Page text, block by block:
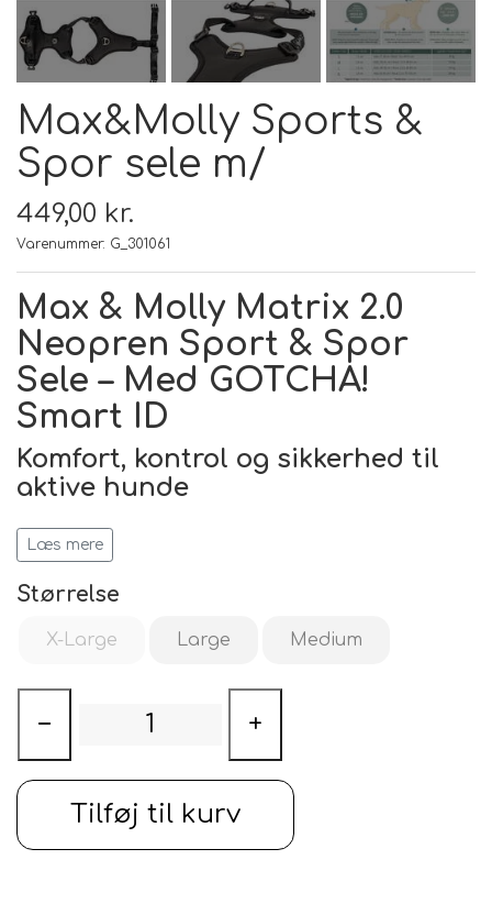
Max&Molly Sports &
Spor sele m/
449,00 kr.
Varenummer: G_301061
Max & Molly Matrix 2.0
Neopren Sport & Spor
Sele – Med GOTCHA!
Smart ID
Komfort, kontrol og sikkerhed til
aktive hunde
Den nyeMax & Molly Matrix 2.0 Neopren Sport &
Spor Sele
Selen kombinerer
og ekstra sikkerhed
, takket være den unikke
GOTCHA! Smart ID
med QR-kode.
sikkerhed med ét scan
Hver sele inkluderer et integreret
hundetegn
.
Via dengratis GOTCHA! Lost & Found App
oprette en profil for dit kæledyr.
Læs mere
Størrelse
X-Large Large Medium
− +
Tilføj til kurv